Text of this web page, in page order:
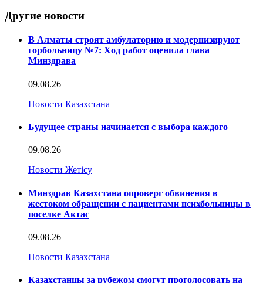
Другие новости
В Алматы строят амбулаторию и модернизируют
горбольницу №7: Ход работ оценила глава
Минздрава
09.08.26
Новости Казахстана
Будущее страны начинается с выбора каждого
09.08.26
Новости Жетісу
Минздрав Казахстана опроверг обвинения в
жестоком обращении с пациентами психбольницы в
поселке Актас
09.08.26
Новости Казахстана
Казахстанцы за рубежом смогут проголосовать на